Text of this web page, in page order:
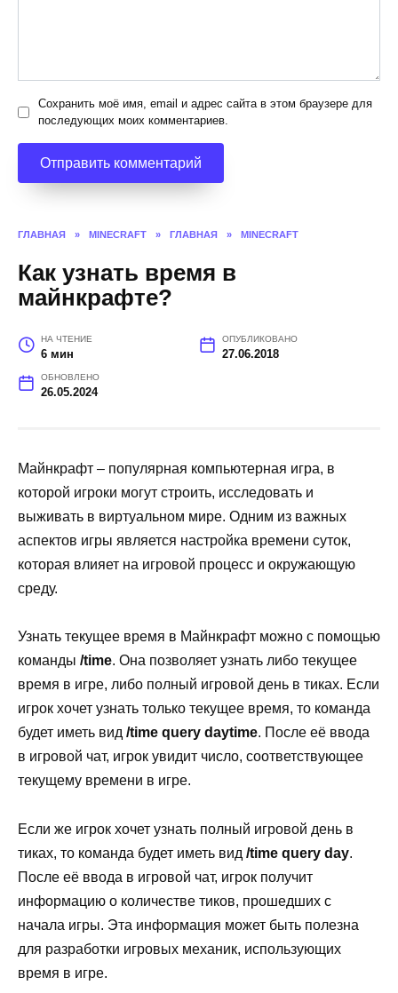
Сохранить моё имя, email и адрес сайта в этом браузере для
последующих моих комментариев.
ГЛАВНАЯ » MINECRAFT » ГЛАВНАЯ » MINECRAFT
Как узнать время в
майнкрафте?
НА ЧТЕНИЕ
6 мин
ОПУБЛИКОВАНО
27.06.2018
ОБНОВЛЕНО
26.05.2024
Майнкрафт – популярная компьютерная игра, в
которой игроки могут строить, исследовать и
выживать в виртуальном мире. Одним из важных
аспектов игры является настройка времени суток,
которая влияет на игровой процесс и окружающую
среду.
Узнать текущее время в Майнкрафт можно с помощью
команды /time. Она позволяет узнать либо текущее
время в игре, либо полный игровой день в тиках. Если
игрок хочет узнать только текущее время, то команда
будет иметь вид /time query daytime. После её ввода
в игровой чат, игрок увидит число, соответствующее
текущему времени в игре.
Если же игрок хочет узнать полный игровой день в
тиках, то команда будет иметь вид /time query day.
После её ввода в игровой чат, игрок получит
информацию о количестве тиков, прошедших с
начала игры. Эта информация может быть полезна
для разработки игровых механик, использующих
время в игре.